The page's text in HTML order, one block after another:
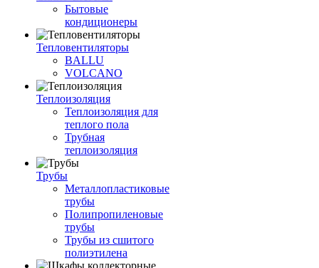
Бытовые
кондиционеры
Тепловентиляторы
BALLU
VOLCANO
Теплоизоляция
Теплоизоляция для
теплого пола
Трубная
теплоизоляция
Трубы
Металлопластиковые
трубы
Полипропиленовые
трубы
Трубы из сшитого
полиэтилена